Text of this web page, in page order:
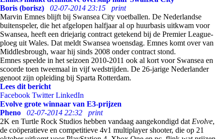
Boris (borisz)
02-07-2014 23:15
print
Marvin Emnes blijft bij Swansea City voetballen. De Nederlandse
buitenspeler, die het afgelopen halfjaar al op huurbasis uitkwam voor
Swansea, heeft een driejarig contract getekend bij de Premier League-
ploeg uit Wales. Dat meldt Swansea woensdag. Emnes komt over van
Middlesbrough, waar hij sinds 2008 onder contract stond.
Emnes speelde in het seizoen 2010-2011 ook al kort voor Swansea en
scoorde toen tweemaal in vijf wedstrijden. De 26-jarige Nederlander
genoot zijn opleiding bij Sparta Rotterdam.
Lees dit bericht
Facebook Twitter LinkedIn
Evolve grote winnaar van E3-prijzen
Pheno
02-07-2014 22:32
print
2K en Turtle Rock Studios hebben vandaag aangekondigd dat Evolve,
de coöperatieve en competitieve 4v1 multiplayer shooter, die op 21